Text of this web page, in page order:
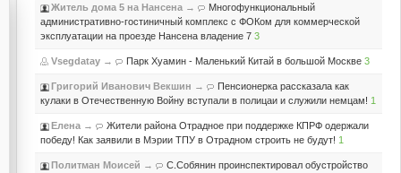
Житель дома 5 на Нансена→
Многофункциональный
административно-гостиничный комплекс с ФОКом для коммерческой
эксплуатации на проезде Нансена владение 7 3
Vsegdatay→ Парк Хуамин - Маленький Китай в большой Москве 3
Григорий Иванович Векшин →
Пенсионерка рассказала как
кулаки в Отечественную Войну вступали в полицаи и служили немцам! 1
Елена→
Жители района Отрадное при поддержке КПРФ одержали
победу! Как заявили в Мэрии ТПУ в Отрадном строить не будут! 1
Политман Моисей →
С.Собянин проинспектировал обустройство